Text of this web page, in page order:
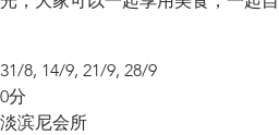
8, 14/9, 21/9, 28/9
分
滨尼会所